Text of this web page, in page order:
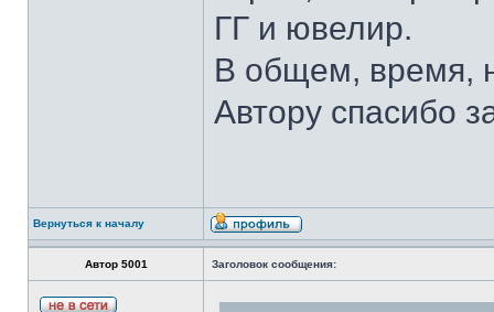
ГГ и ювелир.
В общем, время,
Автору спасибо
Вернуться к началу
Автор 5001 Заголовок сообщения: